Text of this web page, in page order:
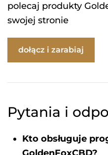
polecaj produkty
swojej stronie
dołącz i zarabiaj
Pytania i
Kto obsługuje